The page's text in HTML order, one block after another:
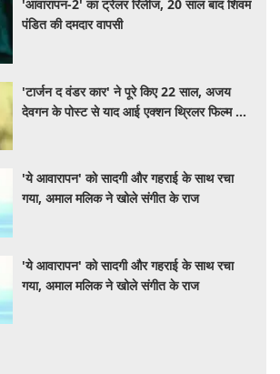
'आवारापन-2' का ट्रेलर रिलीज, 20 साल बाद शिवम
पंडित की दमदार वापसी
'टार्जन द वंडर कार' ने पूरे किए 22 साल, अजय
देवगन के पोस्ट से याद आई एक्शन थ्रिलर फिल्म की
'ये आवारापन' को सादगी और गहराई के साथ रचा
गया, अमाल मलिक ने खोले संगीत के राज
'ये आवारापन' को सादगी और गहराई के साथ रचा
गया, अमाल मलिक ने खोले संगीत के राज